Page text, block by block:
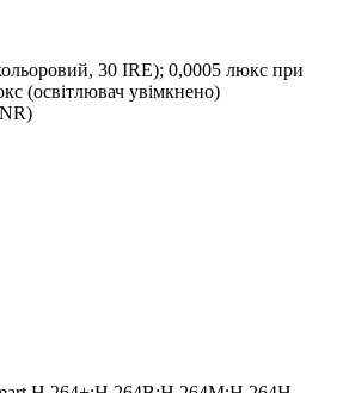
30 IRE); 0,0005 люкс при
(освітлювач увімкнено)